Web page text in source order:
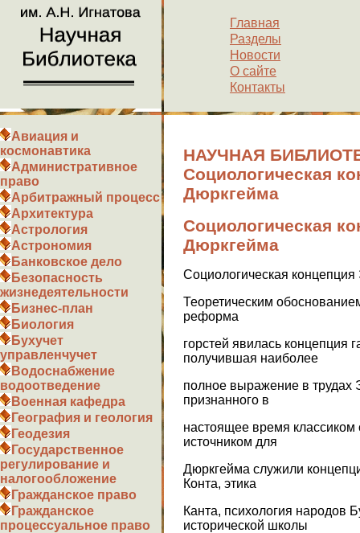
Главная
Разделы
Новости
О сайте
Контакты
Авиация и
космонавтика
Административное
право
Арбитражный процесс
Архитектура
Астрология
Астрономия
Банковское дело
Безопасность
жизнедеятельности
Бизнес-план
Биология
Бухучет
управленчучет
Водоснабжение
водоотведение
Военная кафедра
География и геология
Геодезия
Государственное
регулирование и
налогообложение
Гражданское право
Гражданское
процессуальное право
НАУЧНАЯ
Социологическая
Дюркгейма
Социологическая
Дюркгейма
Социологическая
Теоретическим
реформа
горстей явилась концепция
получившая наиболее
полное выражение в
признанного в
настоящее время классиком
источником для
Дюркгейма служили
Конта, этика
Канта, психология народов
исторической школы